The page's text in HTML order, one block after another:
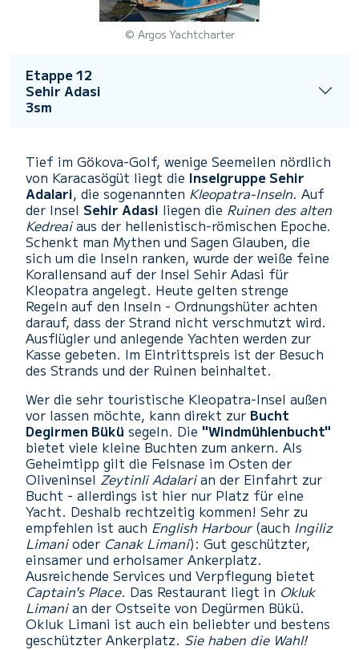
© Argos Yachtcharter
Etappe 12
Sehir Adasi
3sm
Tief im Gökova-Golf, wenige Seemeilen nördlich
von Karacasögüt liegt die Inselgruppe Sehir
Adalari, die sogenannten Kleopatra-Inseln. Auf
der Insel Sehir Adasi liegen die Ruinen des alten
Kedreaiaus der hellenistisch-römischen Epoche.
Schenkt man Mythen und Sagen Glauben, die
sich um die Inseln ranken, wurde der weiße feine
Korallensand auf der Insel Sehir Adasi für
Kleopatra angelegt. Heute gelten strenge
Regeln auf den Inseln - Ordnungshüter achten
darauf, dass der Strand nicht verschmutzt wird.
Ausflügler und anlegende Yachten werden zur
Kasse gebeten. Im Eintrittspreis ist der Besuch
des Strands und der Ruinen beinhaltet.
Wer die sehr touristische Kleopatra-Insel außen
vor lassen möchte, kann direkt zur Bucht
Degirmen Bükü segeln. Die "Windmühlenbucht"
bietet viele kleine Buchten zum ankern. Als
Geheimtipp gilt die Felsnase im Osten der
Oliveninsel Zeytinli Adalarian der Einfahrt zur
Bucht - allerdings ist hier nur Platz für eine
Yacht. Deshalb rechtzeitig kommen! Sehr zu
empfehlen ist auch English Harbour(auch Ingiliz
Limanioder Canak Limani): Gut geschützter,
einsamer und erholsamer Ankerplatz.
Ausreichende Services und Verpflegung bietet
Captain's Place. Das Restaurant liegt in Okluk
Limanian der Ostseite von Degürmen Bükü.
Okluk Limani ist auch ein beliebter und bestens
geschützter Ankerplatz. Sie haben die Wahl!